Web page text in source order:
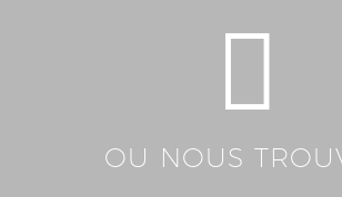


OU NOUS